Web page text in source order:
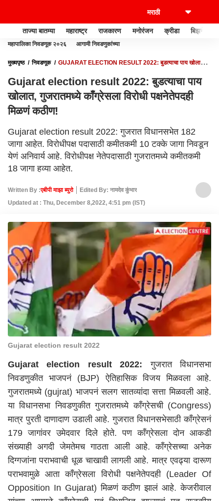
ताज्या बातम्या महाराष्ट्र राजकारण मनोरंजन क्रीडा बिझनेस
महापालिका निवडणूक २०२६ आगामी निवडणुकांच्या
मुख्यपृष्ठ निवडणूक
GUJARAT ELECTION RESULT 2022: बुडत्याचा पाय खोलात,
Gujarat election result 2022: बुडत्याचा पाय
खोलात, गुजरातमध्ये काँग्रेसला विरोधी पक्षनेतेपदही
मिळणं कठीण!
Gujarat election result 2022: गुजरात विधानसभेत 182
जागा आहेत. विरोधीपक्ष पदासाठी कमीतकमी 10 टक्के जागा निवडून
येणं अनिवार्य आहे. विरोधीपक्ष नेतेपदासाठी गुजरातमध्ये कमीतकमी
18 जागा हव्या आहेत.
Written By :एबीपी माझा ब्युरो
Edited By: नामदेव कुंभार
Updated at : Thu, December 8,2022, 4:51 pm (IST)
Gujarat election result 2022
Gujarat election result 2022: गुजरात विधानसभा
निवडणुकीत भाजपनं (BJP) ऐतिहासिक विजय मिळवला आहे.
गुजरातमध्ये (gujrat) भाजपनं सलग सातव्यांदा सत्ता मिळवली आहे.
या विधानसभा निवडणुकीत गुजरातमध्ये काँग्रेसची (Congress)
मात्र पुरती दाणादाण उडाली आहे. गुजरात विधानसभेसाठी काँग्रेसनं
179 जागांवर उमेदवार दिले होते. पण काँग्रेसला दोन आकडी
संख्याही अगदी जेमतेमच गाठता आली आहे. काँग्रेसच्या अनेक
दिग्गजांना पराभवाची धूळ चाखावी लागली आहे. मात्र एवढ्या दारूण
पराभवामुळे आता काँग्रेसला विरोधी पक्षनेतेपदही (Leader Of
Opposition In Gujarat) मिळणं कठीण झालं आहे. केजरीवाल